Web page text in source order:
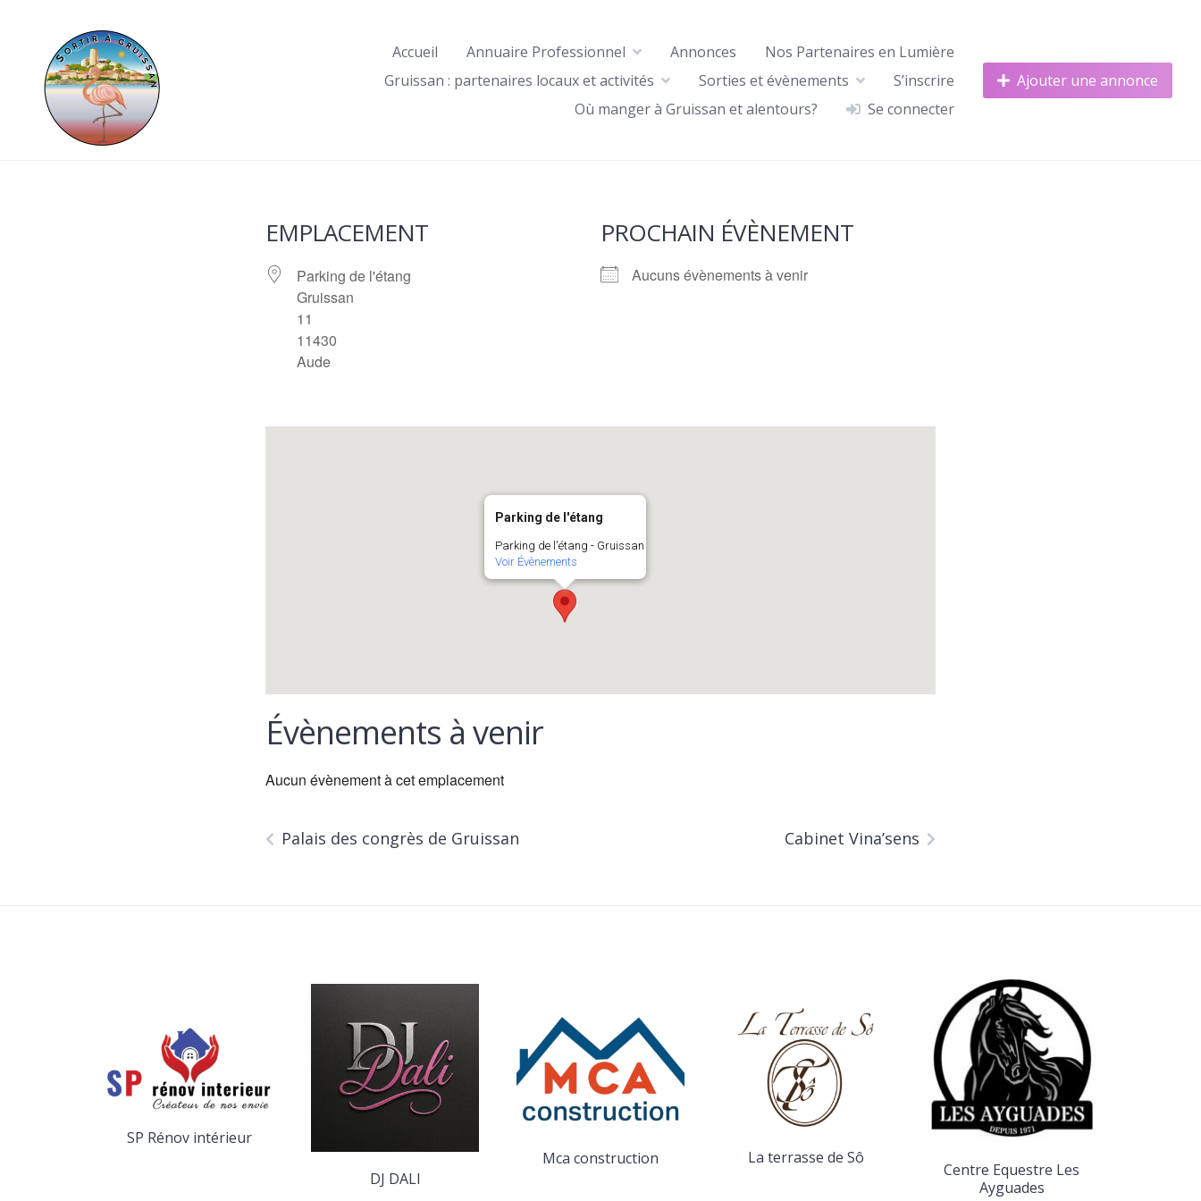
Accueil Annuaire Professionnel Annonces
Nos Partenaires en Lumière
Gruissan : partenaires locaux et activités
Sorties et évènements
S’inscrire
Où manger à Gruissan et alentours?
Se connecter
Ajouter une annonce
EMPLACEMENT
Parking de l'étang
Gruissan
11
11430
Aude
PROCHAIN ÉVÈNEMENT
Aucuns évènements à venir
Parking de l'étang
Parking de l'étang - Gruissan
Voir Évènements
Évènements à venir
Aucun évènement à cet emplacement
Palais des congrès de Gruissan Cabinet Vina’sens
SP Rénov intérieur
DJ DALI
Mca construction La terrasse de Sô
Centre Equestre Les
Ayguades